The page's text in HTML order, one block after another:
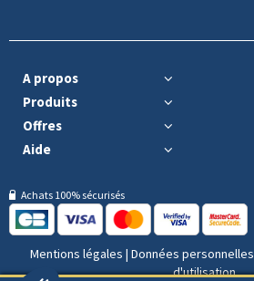
A propos
Produits
Offres
Aide
Achats 100% sécurisés
Mentions légales | Données personnelles
d'utilisation